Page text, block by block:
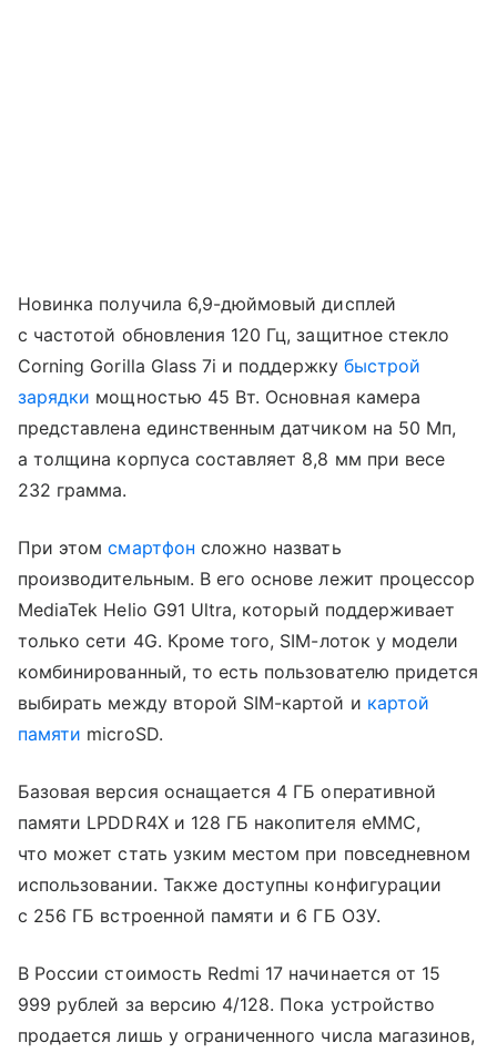
Новинка получила 6,9-дюймовый дисплей
с частотой обновления 120 Гц, защитное стекло
Corning Gorilla Glass 7i и поддержку быстрой
зарядки мощностью 45 Вт. Основная камера
представлена единственным датчиком на 50 Мп,
а толщина корпуса составляет 8,8 мм при весе
232 грамма.
При этомсмартфон сложно назвать
производительным. В его основе лежит процессор
MediaTek Helio G91 Ultra, который поддерживает
только сети 4G. Кроме того, SIM-лоток у модели
комбинированный, то есть пользователю придется
выбирать между второй SIM-картой и картой
памяти microSD.
Базовая версия оснащается 4 ГБ оперативной
памяти LPDDR4X и 128 ГБ накопителя eMMC,
что может стать узким местом при повседневном
использовании. Также доступны конфигурации
с 256 ГБ встроенной памяти и 6 ГБ ОЗУ.
В России стоимость Redmi 17 начинается от 15
999 рублей за версию 4/128. Пока устройство
продается лишь у ограниченного числа магазинов,